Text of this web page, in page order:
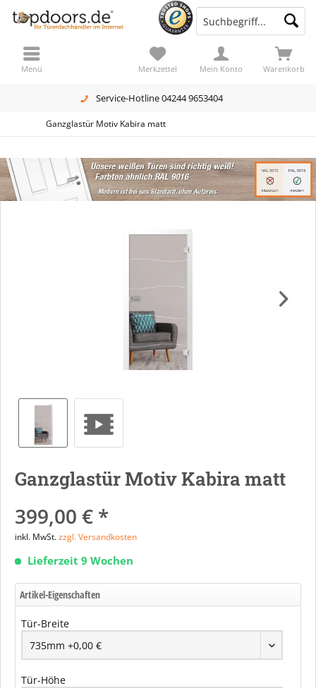
Service-Hotline 04244 9653404
Warenkorb
Merkzettel Mein Konto
Menü
Ganzglastür Motiv Kabira matt
Ganzglastür Motiv Kabira matt
399,00 € *
inkl. MwSt.zzgl. Versandkosten
Lieferzeit 9 Wochen
Artikel-Eigenschaften
Tür-Breite
Tür-Höhe